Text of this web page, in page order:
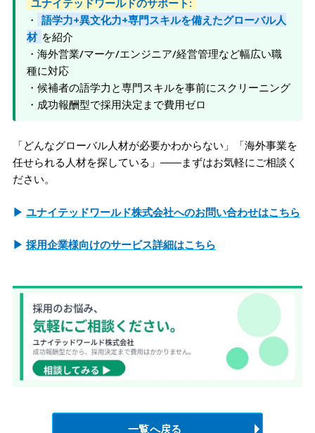
・ 語学力+異文化力+専門スキルを備えたグローバル人
材 を紹介
・海外営業/マーケ/エンジニア/経営管理など幅広い職
種に対応
・候補者の語学力と専門スキルを事前にスクリーニング
・成功報酬型で採用決定まで費用ゼロ
「どんなグローバル人材が必要かわからない」「海外事業を
任せられる人材を探している」――まずはお気軽にご相談く
ださい。
▶ ユナイテッドワールド株式会社へのお問い合わせはこちら
▶ 採用企業様向けのサービス詳細はこちら
一覧へ戻る